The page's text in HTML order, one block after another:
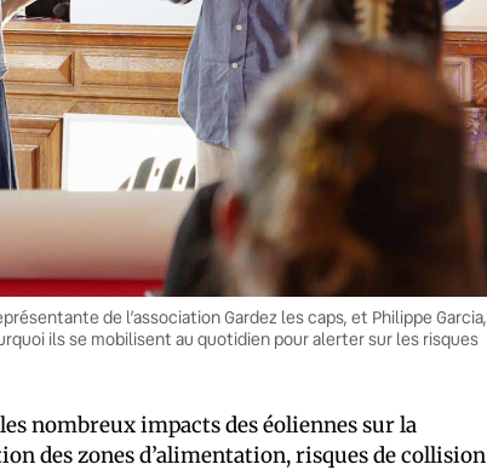
de l’association Gardez les caps, et Philippe Garcia,
ils se mobilisent au quotidien pour alerter sur les risques
nombreux impacts des éoliennes sur la
des zones d’alimentation, risques de collision